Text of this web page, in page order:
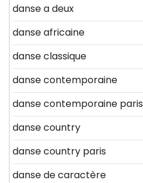
danse a deux
danse africaine
danse classique
danse contemporaine
danse contemporaine paris
danse country
danse country paris
danse de caractère